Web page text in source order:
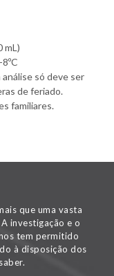
mL)
só deve ser
de feriado.
familiares.
que uma vasta
investigação e o
tem permitido
à disposição dos